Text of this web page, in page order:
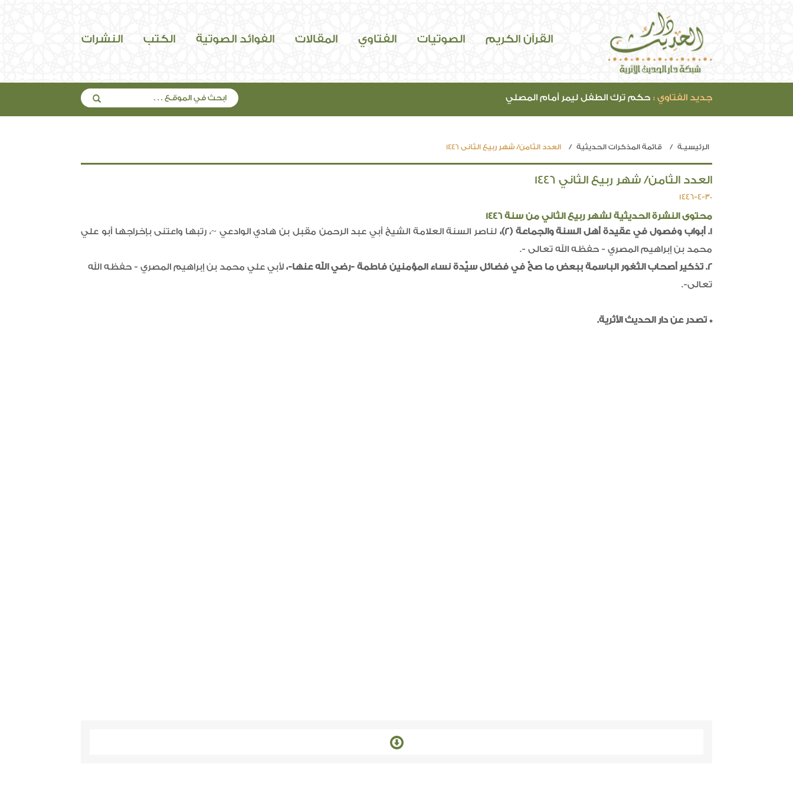
القرآن الكريم الصوتيات الفتاوي المقالات الفوائد الصوتية الكتب النشرات
جديد الفتاوي : حكم ترك الطفل ليمر أمام المصلي
الرئيسيـة قائمة المذكرات الحديثية العدد الثامن/ شهر ربيع الثاني 1446
العدد الثامن/ شهر ربيع الثاني 1446
1446-4-30
محتوى النشرة الحديثية لشهر ربيع الثاني من سنة 1446
1. أبواب وفصول في عقيدة أهل السنة والجماعة (2)،
لناصر السنة العلامة الشيخ أبي عبد الرحمن مقبل بن هادي الوادعي ~، رتبها واعتنى بإخراجها أبو علي
محمد بن إبراهيم المصري - حفظه الله تعالى -.
2. تذكير أصحاب الثغور الباسمة ببعض ما صحَّ في فضائل سيِّدة نساء المؤمنين فاطمة -رضي الله عنها-، لأبي علي محمد بن إبراهيم المصري - حفظه الله
تعالى-.
* تصدر عن دار الحديث الأثرية.